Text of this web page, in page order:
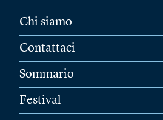
Chi siamo
Contattaci
Sommario
Festival